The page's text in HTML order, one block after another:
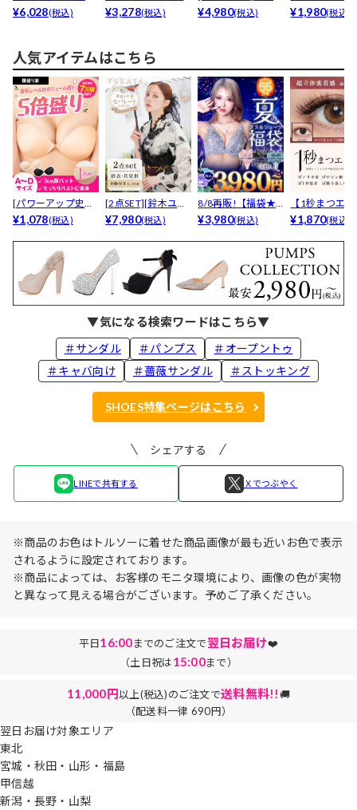
格】[15cmヒール...
¥6,028(税込)
ンダムで1足）
¥3,278(税込)
サテンリボンスト...
¥4,980(税込)
サングラス
¥1,980(税込)
人気アイテムはこちら
[パワーアップ史上
最強5倍盛りアップ
¥1,078(税込)
[2点SET][鈴木ユリ
ア(baby)...
¥7,980(税込)
8/8再販!【福袋★
ブラセット3点
¥3,980(税込)
【1秒まつエ
リュームタイ
¥1,870(税込)
▼気になる検索ワードはこちら▼
＃サンダル ＃パンプス
＃オープントゥ
＃キャバ向け
＃薔薇サンダル ＃ストッキング
SHOES特集ページはこちら
シェアする
LINEで共有する Ｘでつぶやく
※商品のお色はトルソーに着せた商品画像が最も近いお色で表示
されるように設定されております。
※商品によっては、お客様のモニタ環境により、画像の色が実物
と異なって見える場合がございます。予めご了承ください。
平日16:00までのご注文で翌日お届け❤️
（土日祝は15:00まで）
11,000円以上(税込)のご注文で送料無料!!🚚
（配送料一律 690円）
翌日お届け対象エリア
東北
宮城・秋田・山形・福島
甲信越
新潟・長野・山梨